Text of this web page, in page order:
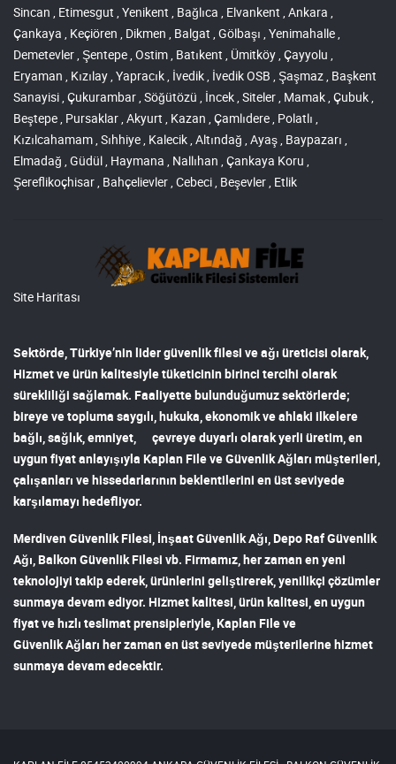
Sincan , Etimesgut , Yenikent , Bağlıca , Elvankent , Ankara ,
Çankaya , Keçiören , Dikmen , Balgat , Gölbaşı , Yenimahalle ,
Demetevler , Şentepe , Ostim , Batıkent , Ümitköy , Çayyolu ,
Eryaman , Kızılay , Yapracık , İvedik , İvedik OSB , Şaşmaz , Başkent
Sanayisi , Çukurambar , Söğütözü , İncek , Siteler , Mamak , Çubuk ,
Beştepe , Pursaklar , Akyurt , Kazan , Çamlıdere , Polatlı ,
Kızılcahamam , Sıhhiye , Kalecik , Altındağ , Ayaş , Baypazarı ,
Elmadağ , Güdül , Haymana , Nallıhan , Çankaya Koru ,
Şereflikoçhisar , Bahçelievler , Cebeci , Beşevler , Etlik
Site Haritası
Sektörde, Türkiye’nin lidergüvenlik filesi ve ağı üreticisi olarak,
Hizmet ve ürün kalitesiyle tüketicinin birinci tercihi olarak
sürekliliği sağlamak. Faaliyette bulunduğumuz sektörlerde;
bireye ve topluma saygılı, hukuka, ekonomik ve ahlaki ilkelere
bağlı, sağlık, emniyet, çevreye duyarlı olarak yerli üretim, en
uygun fiyat anlayışıyla Kaplan File ve Güvenlik Ağları müşterileri,
çalışanları ve hissedarlarının beklentilerini en üst seviyede
karşılamayı hedefliyor.
Merdiven Güvenlik Filesi İnşaat Güvenlik Ağı Depo Raf Güvenlik
Ağı Balkon Güvenlik Filesi vb. Firmamız, her zaman en yeni
teknolojiyi takip ederek, ürünlerini geliştirerek, yenilikçi çözümler
sunmaya devam ediyor. Hizmet kalitesi, ürün kalitesi, en uygun
fiyat ve hızlı teslimat prensipleriyle, Kaplan File ve
Güvenlik Ağları her zaman en üst seviyede müşterilerine hizmet
sunmaya devam edecektir.